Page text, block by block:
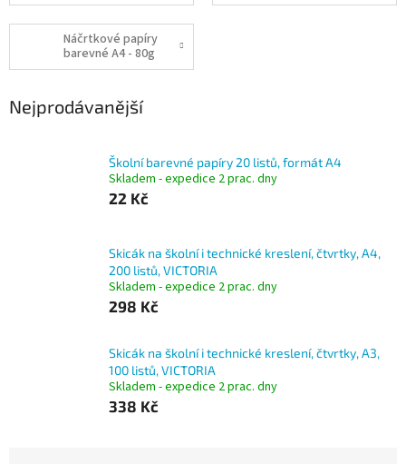
Náčrtkové papíry
barevné A4 - 80g
Nejprodávanější
Školní barevné papíry 20 listů, formát A4
Skladem - expedice 2 prac. dny
22 Kč
Skicák na školní i technické kreslení, čtvrtky, A4,
200 listů, VICTORIA
Skladem - expedice 2 prac. dny
298 Kč
Skicák na školní i technické kreslení, čtvrtky, A3,
100 listů, VICTORIA
Skladem - expedice 2 prac. dny
338 Kč